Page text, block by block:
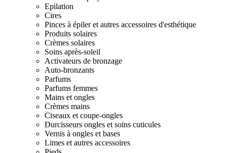
Epilation
Cires
Pinces à épiler et autres accessoires d'esthétique
Produits solaires
Crèmes solaires
Soins après-soleil
Activateurs de bronzage
Auto-bronzants
Parfums
Parfums femmes
Mains et ongles
Crèmes mains
Ciseaux et coupe-ongles
Durcisseurs ongles et soins cuticules
Vernis à ongles et bases
Limes et autres accessoires